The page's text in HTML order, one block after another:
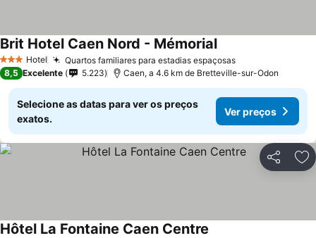
3 EstrelasHotel Quartos familiares para estadias espaçosas
Brit Hotel Caen Nord - Mémorial
8,5 Excelente 5.223 Caen, a 4.6 km de Bretteville-sur-Odon
Selecione as datas para ver os preços
exatos.
Ver preços
Partilhar
Hôtel La Fontaine Caen Centre